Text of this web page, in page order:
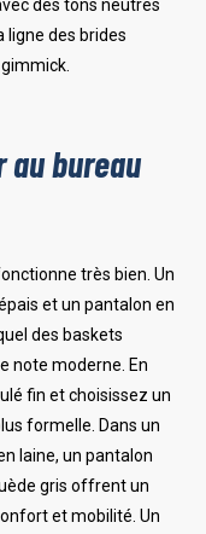
des tons neutres
ligne des brides
au bureau
très bien. Un
et un pantalon en
des baskets
note moderne. En
fin et choisissez un
formelle. Dans un
laine, un pantalon
gris offrent un
et mobilité. Un